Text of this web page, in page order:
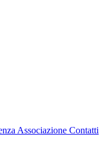
Associazione Contatti